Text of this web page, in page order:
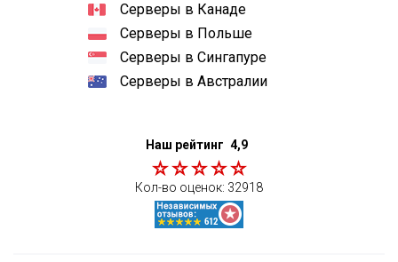
Серверы в Канаде
Серверы в Польше
Серверы в Сингапуре
Серверы в Австралии
Наш рейтинг 4,9
Кол-во оценок: 32918